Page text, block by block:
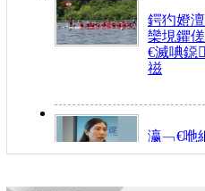
鍔犳嬁
欒垷鑺
€滅唺鐚
禌
瀛﹁€咃
€间笢鍗